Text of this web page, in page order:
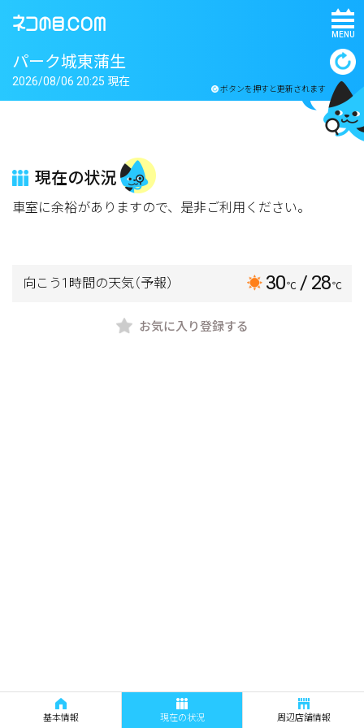
MENU
パーク城東蒲生
ボタンを押すと更新されます
2026/08/06 20:25 現在
現在の状況
車室に余裕がありますので、是非ご利用ください。
向こう1時間の天気（予報） 30℃ / 28℃
お気に入り登録する
基本情報 現在の状況 周辺店舗情報